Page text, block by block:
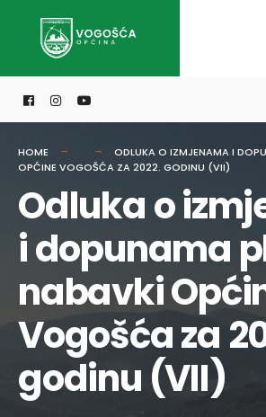
HOME
ODLUKA O IZMJENAMA I
OPĆINE VOGOŠĆA ZA 2022. GODINU (VII)
Odluka o
i dopunama
nabavki
Vogošća za
godinu (VII)
for: